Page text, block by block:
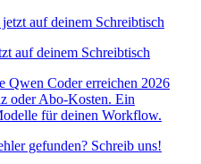
auf deinem Schreibtisch
Coder erreichen 2026
oder Abo-Kosten. Ein
für deinen Workflow.
gefunden? Schreib uns!